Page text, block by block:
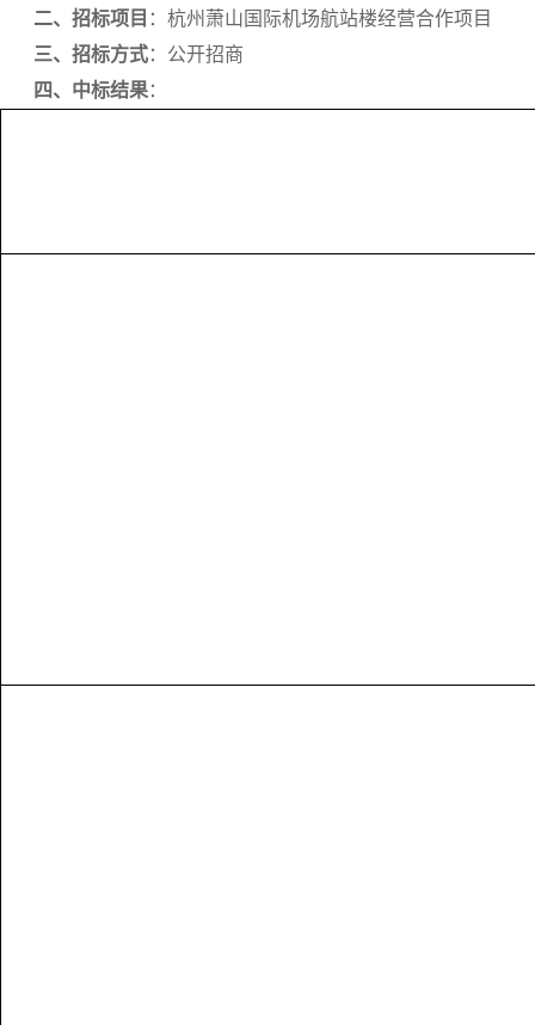
二、招标项目 ：杭州萧山国际机场航站楼经营合作项目
三、招标方式：公开招商
四、中标结果：